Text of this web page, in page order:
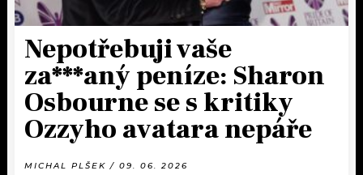
Nepotřebuji vaše
za***aný peníze: Sharon
Osbourne se s kritiky
Ozzyho avatara nepáře
MICHAL PLŠEK / 09. 06. 2026